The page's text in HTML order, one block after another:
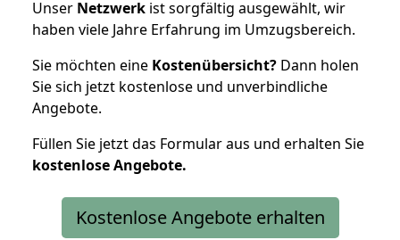
Unser Netzwerk ist sorgfältig ausgewählt, wir
haben viele Jahre Erfahrung im Umzugsbereich.
Sie möchten eine Kostenübersicht? Dann holen
Sie sich jetzt kostenlose und unverbindliche
Angebote.
Füllen Sie jetzt das Formular aus und erhalten Sie
kostenloseAngebote.
Kostenlose Angebote erhalten